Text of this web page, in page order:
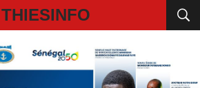
THIESINFO